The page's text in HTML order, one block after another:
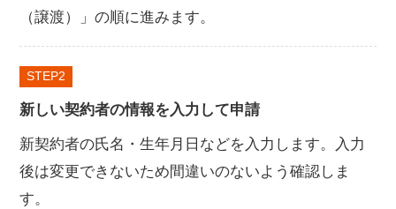
（譲渡）」の順に進みます。
STEP
新しい契約者の情報を入力して申請
新契約者の氏名・生年月日などを入力します。入力
後は変更できないため間違いのないよう確認しま
す。